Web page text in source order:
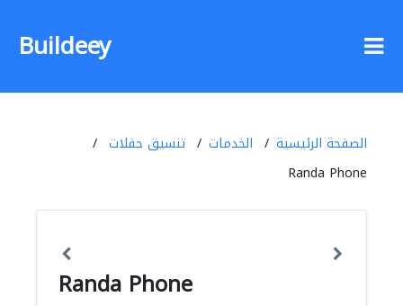
Buildeey
الصفحة الرئيسية الخدمات
تنسيق حفلات
Randa Phone
Randa Phone